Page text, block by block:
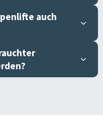
auch